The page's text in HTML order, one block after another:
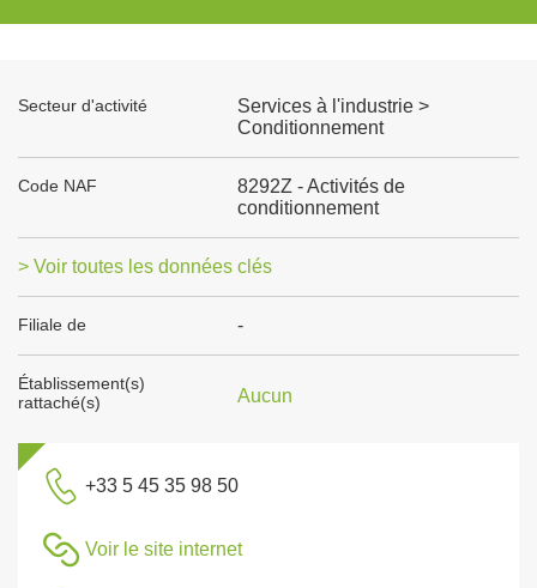
Secteur d'activité
Services à l'industrie >
Conditionnement
Code NAF
8292Z - Activités de
conditionnement
> Voir toutes les données clés
Filiale de -
Établissement(s)
rattaché(s)
Aucun
+33 5 45 35 98 50
Voir le site internet